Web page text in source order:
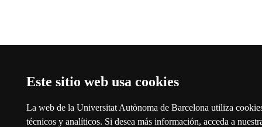
Este sitio web usa cookies
La web de la Universitat Autònoma de Barcelona utiliza
técnicos y analíticos. Si desea más información, acceda a